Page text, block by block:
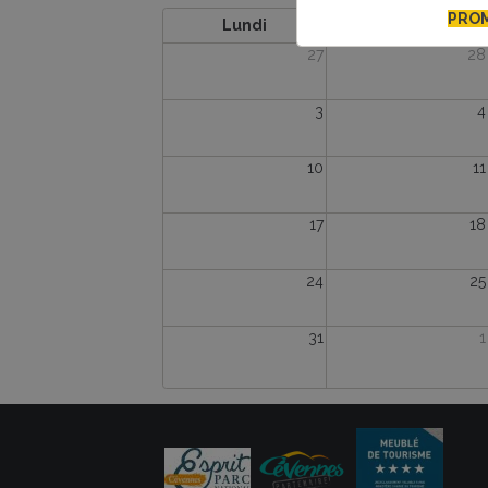
Lundi
27
28
3 4
10 11
17 18
24 25
31 1